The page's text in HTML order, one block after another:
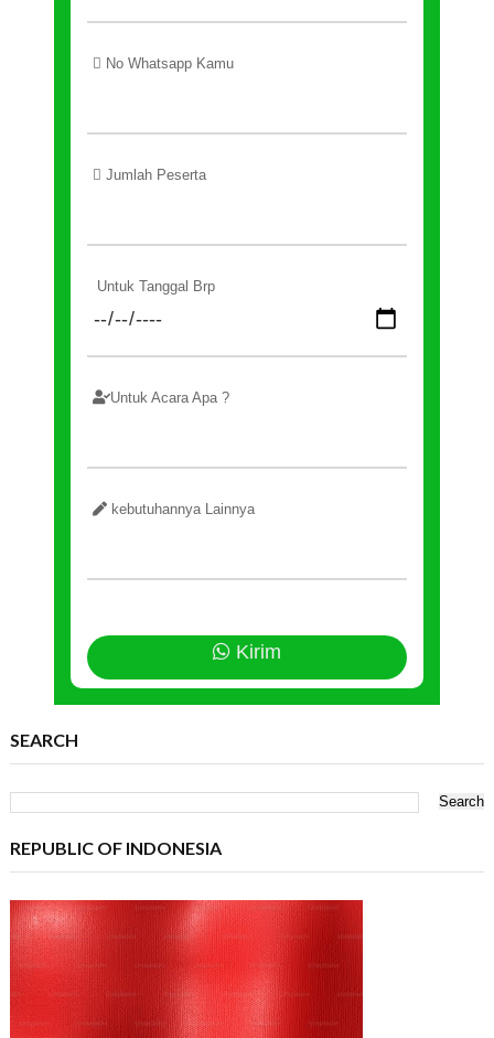
No Whatsapp Kamu
Jumlah Peserta
Untuk Tanggal Brp
Untuk Acara Apa ?
kebutuhannya Lainnya
Kirim
SEARCH
REPUBLIC OF INDONESIA